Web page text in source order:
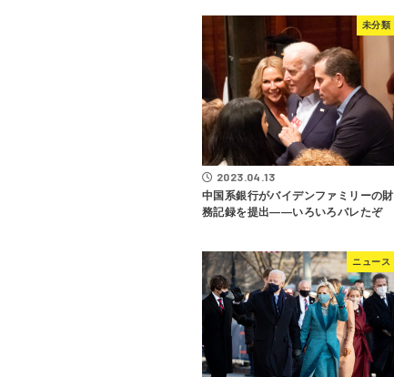
未分類
2023.04.13
中国系銀行がバイデンファミリーの財
務記録を提出――いろいろバレたぞ
ニュース